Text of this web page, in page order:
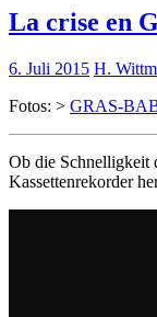
La crise en
6. Juli 2015 H.
Fotos: > GRAS-
Ob die Schnelligkeit
Kassettenrekorder